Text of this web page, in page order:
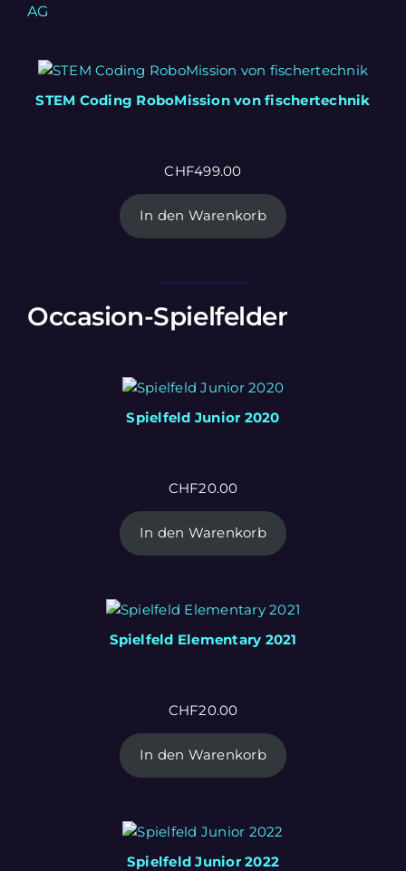
AG
STEM Coding RoboMission von fischertechnik
CHF499.00
In den Warenkorb
Occasion-Spielfelder
Spielfeld Junior 2020
CHF20.00
In den Warenkorb
Spielfeld Elementary 2021
CHF20.00
In den Warenkorb
Spielfeld Junior 2022